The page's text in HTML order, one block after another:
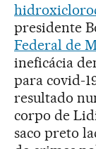
presidente
Federal de
ineficácia
para covid-
resultado
corpo de
saco preto